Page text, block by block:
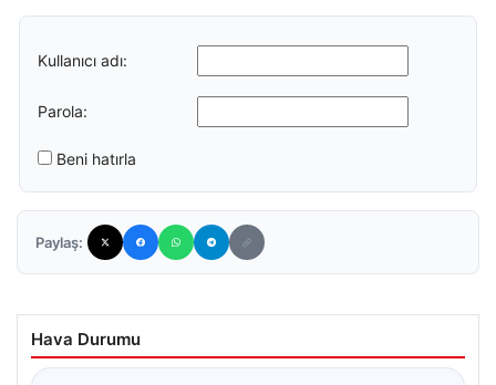
Kullanıcı adı:
Parola:
Beni hatırla
Paylaş:
Hava Durumu